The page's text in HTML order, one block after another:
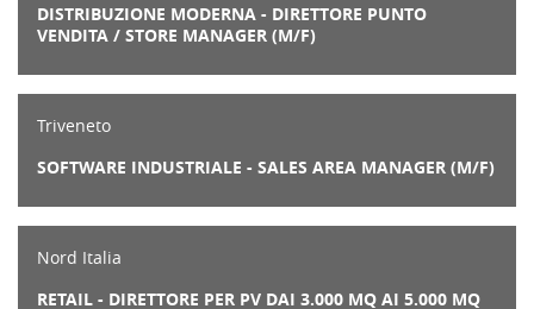
DISTRIBUZIONE MODERNA - DIRETTORE PUNTO
VENDITA / STORE MANAGER (M/F)
Triveneto
SOFTWARE INDUSTRIALE - SALES AREA MANAGER (M/F)
Nord Italia
RETAIL - DIRETTORE PER PV DAI 3.000 MQ AI 5.000 MQ